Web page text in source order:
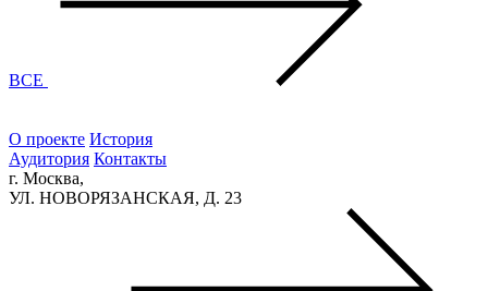
ВСЕ
О проекте История
Аудитория Контакты
г. Москва,
УЛ. НОВОРЯЗАНСКАЯ, Д. 23